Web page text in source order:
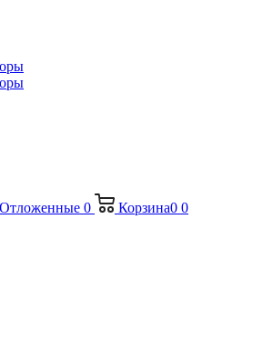
Отложенные 0 Корзина0 0